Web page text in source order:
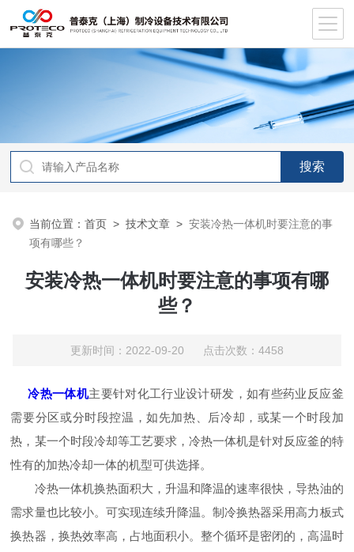
当前位置：首页 >技术文章 >安装冷热一体机时要注意的事
项有哪些？
安装冷热一体机时要注意的事项有哪
些？
更新时间：2022-09-20 点击次数：4458
冷热一体机主要针对化工行业设计研发，如有些药业反应釜
需要分区或分时段控温，如先加热、后冷却，或某一个时段加
热，某一个时段冷却等工艺要求，冷热一体机是针对反应釜的特
性有的加热冷却一体的机型可供选择。
冷热一体机换热面积大，升温和降温的速率很快，导热油的
需求量也比较小。可实现连续升降温。制冷换热器采用高力板式
换热器，换热效率高，占地面积小。整个循环是密闭的，高温时